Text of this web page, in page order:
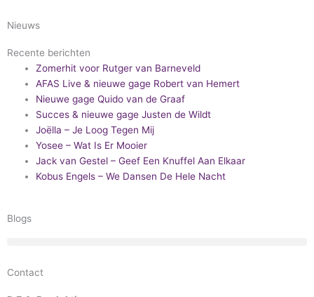
Nieuws
Recente berichten
Zomerhit voor Rutger van Barneveld
AFAS Live & nieuwe gage Robert van Hemert
Nieuwe gage Quido van de Graaf
Succes & nieuwe gage Justen de Wildt
Joëlla – Je Loog Tegen Mij
Yosee – Wat Is Er Mooier
Jack van Gestel – Geef Een Knuffel Aan Elkaar
Kobus Engels – We Dansen De Hele Nacht
Blogs
Contact